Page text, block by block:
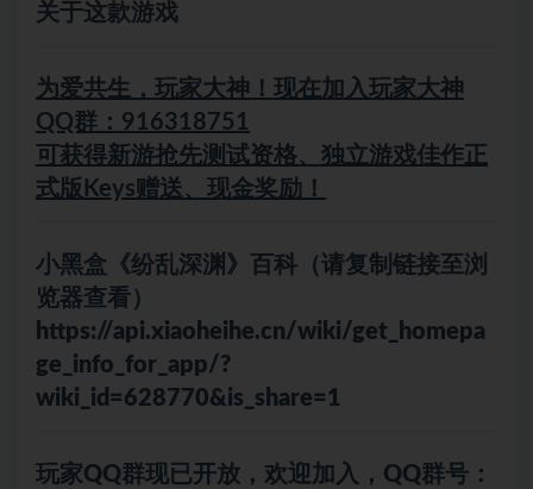
关于这款游戏
为爱共生，玩家大神！现在加入玩家大神
QQ群：916318751
可获得新游抢先测试资格、独立游戏佳作正
式版Keys赠送、现金奖励！
小黑盒《纷乱深渊》百科（请复制链接至浏
览器查看）
https://api.xiaoheihe.cn/wiki/get_homepa
ge_info_for_app/?
wiki_id=628770&is_share=1
玩家QQ群现已开放，欢迎加入，QQ群号：